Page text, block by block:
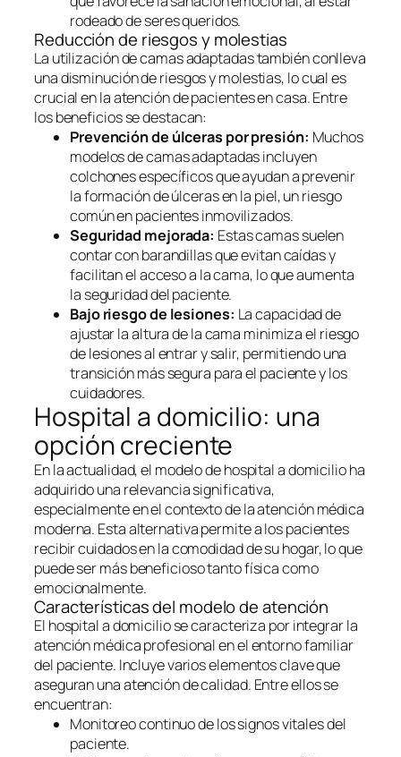
rodeado de seres queridos.
Reducción de riesgos y molestias
La utilización de camas adaptadas también conlleva
una disminución de riesgos y molestias, lo cual es
crucial en la atención de pacientes en casa. Entre
los beneficios se destacan:
Prevención de úlceras por presión: Muchos
modelos de camas adaptadas incluyen
colchones específicos que ayudan a prevenir
la formación de úlceras en la piel, un riesgo
común en pacientes inmovilizados.
Seguridad mejorada: Estas camas suelen
contar con barandillas que evitan caídas y
facilitan el acceso a la cama, lo que aumenta
la seguridad del paciente.
Bajo riesgo de lesiones: La capacidad de
ajustar la altura de la cama minimiza el riesgo
de lesiones al entrar y salir, permitiendo una
transición más segura para el paciente y los
cuidadores.
Hospital a domicilio: una
opción creciente
En la actualidad, el modelo de hospital a domicilio ha
adquirido una relevancia significativa,
especialmente en el contexto de la atención médica
moderna. Esta alternativa permite a los pacientes
recibir cuidados en la comodidad de su hogar, lo que
puede ser más beneficioso tanto física como
emocionalmente.
Características del modelo de atención
El hospital a domicilio se caracteriza por integrar la
atención médica profesional en el entorno familiar
del paciente. Incluye varios elementos clave que
aseguran una atención de calidad. Entre ellos se
encuentran:
Monitoreo continuo de los signos vitales del
paciente.